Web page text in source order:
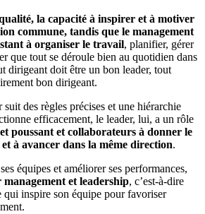
la capacité à inspirer et à motiver
commune, tandis que le management
à organiser le travail, planifier, gérer
que tout se déroule bien au quotidien dans
dirigeant doit être un bon leader, tout
bon dirigeant.
des règles précises et une hiérarchie
efficacement, le leader, lui, a un rôle
poussant et collaborateurs à donner le
à avancer dans la même direction.
équipes et améliorer ses performances,
management et leadership, c’est-à-dire
qui inspire son équipe pour favoriser